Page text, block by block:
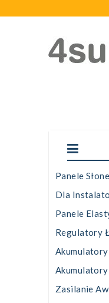
Panele
Dla
Panele
Regulatory
Zasilanie